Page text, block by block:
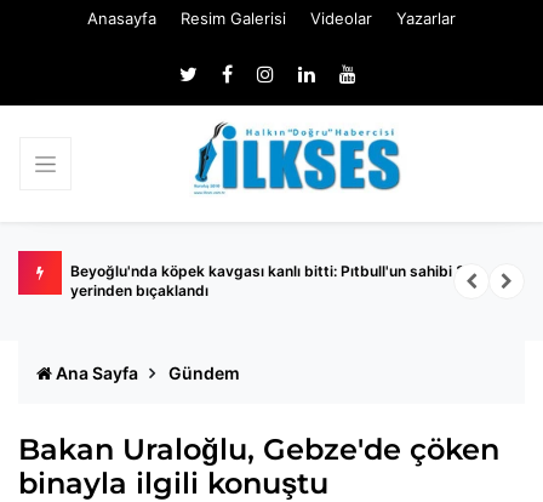
Anasayfa Resim Galerisi Videolar Yazarlar
Beyoğlu'nda köpek kavgası kanlı bitti: Pıtbull'un sahibi 3
yerinden bıçaklandı
Ana Sayfa Gündem
Bakan Uraloğlu, Gebze'de çöken
binayla ilgili konuştu